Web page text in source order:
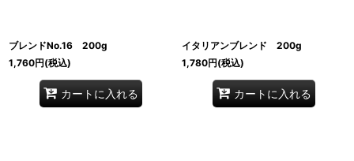
ブレンドNo.16 200g
1,760円(税込)
カートに入れる
イタリアンブレンド 200g
1,780円(税込)
カートに入れる